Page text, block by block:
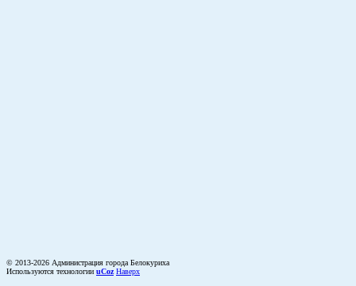
© 2013-2026 Администрация города Белокуриха
Используются технологии uCoz Наверх